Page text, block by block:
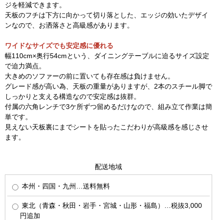
ジを軽減できます。
天板のフチは下方に向かって切り落とした、エッジの効いたデザイ
ンなので、お洒落さと高級感があります。
ワイドなサイズでも安定感に優れる
幅110cm×奥行54cmという、ダイニングテーブルに迫るサイズ設定
で迫力満点。
大きめのソファーの前に置いても存在感は負けません。
グレード感が高い為、天板の重量がありますが、2本のスチール脚で
しっかりと支える構造なので安定感は抜群。
付属の六角レンチで3ケ所ずつ留めるだけなので、組み立て作業は簡
単です。
見えない天板裏にまでシートを貼ったこだわりが高級感を感じさせ
ます。
配送地域
本州・四国・九州…送料無料
東北（青森・秋田・岩手・宮城・山形・福島）…税抜3,000
円追加